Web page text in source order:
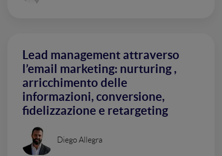
Lead management attraverso
l’email marketing: nurturing ,
arricchimento delle
informazioni, conversione,
fidelizzazione e retargeting
Diego Allegra